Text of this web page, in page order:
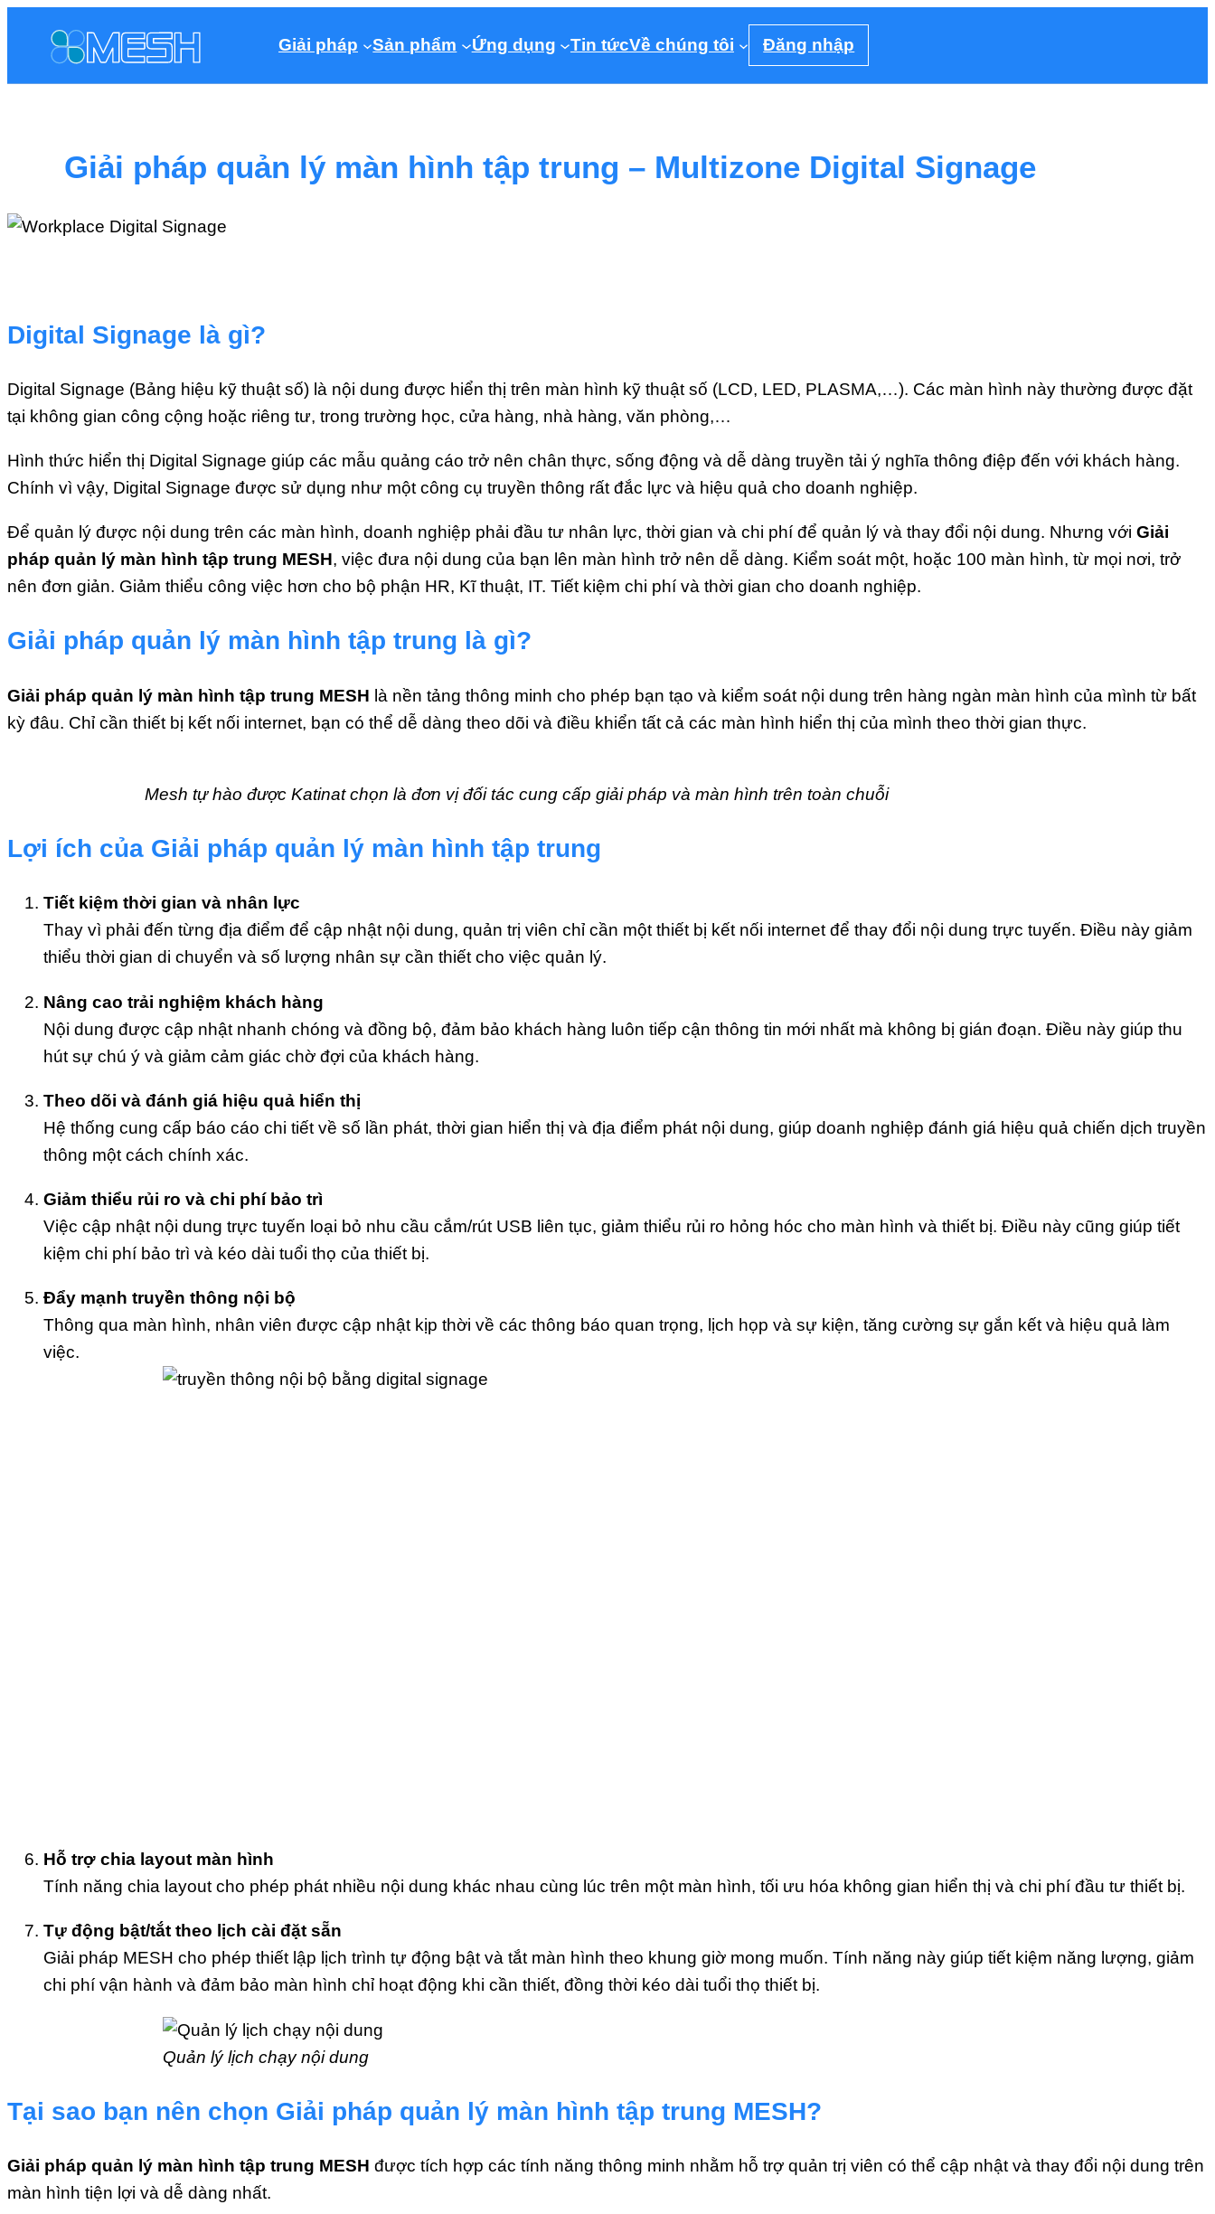
Giải pháp Sản phẩm Ứng dụng Tin tứcVề chúng tôi Đăng nhập
Giải pháp quản lý màn hình tập trung – Multizone Digital Signage
Digital Signage là gì?
Digital Signage (Bảng hiệu kỹ thuật số) là nội dung được hiển thị trên màn hình kỹ thuật số (LCD, LED, PLASMA,…). Các màn hình này thường được đặt
tại không gian công cộng hoặc riêng tư, trong trường học, cửa hàng, nhà hàng, văn phòng,…
Hình thức hiển thị Digital Signage giúp các mẫu quảng cáo trở nên chân thực, sống động và dễ dàng truyền tải ý nghĩa thông điệp đến với khách hàng.
Chính vì vậy, Digital Signage được sử dụng như một công cụ truyền thông rất đắc lực và hiệu quả cho doanh nghiệp.
Để quản lý được nội dung trên các màn hình, doanh nghiệp phải đầu tư nhân lực, thời gian và chi phí để quản lý và thay đổi nội dung. Nhưng với Giải
pháp quản lý màn hình tập trung MESH, việc đưa nội dung của bạn lên màn hình trở nên dễ dàng. Kiểm soát một, hoặc 100 màn hình, từ mọi nơi, trở
nên đơn giản. Giảm thiểu công việc hơn cho bộ phận HR, Kĩ thuật, IT. Tiết kiệm chi phí và thời gian cho doanh nghiệp.
Giải pháp quản lý màn hình tập trung là gì?
Giải pháp quản lý màn hình tập trung MESH là nền tảng thông minh cho phép bạn tạo và kiểm soát nội dung trên hàng ngàn màn hình của mình từ bất
kỳ đâu. Chỉ cần thiết bị kết nối internet, bạn có thể dễ dàng theo dõi và điều khiển tất cả các màn hình hiển thị của mình theo thời gian thực.
Mesh tự hào được Katinat chọn là đơn vị đối tác cung cấp giải pháp và màn hình trên toàn chuỗi
Lợi ích của Giải pháp quản lý màn hình tập trung
Tiết kiệm thời gian và nhân lực
Thay vì phải đến từng địa điểm để cập nhật nội dung, quản trị viên chỉ cần một thiết bị kết nối internet để thay đổi nội dung trực tuyến. Điều này giảm
thiểu thời gian di chuyển và số lượng nhân sự cần thiết cho việc quản lý.
Nâng cao trải nghiệm khách hàng
Nội dung được cập nhật nhanh chóng và đồng bộ, đảm bảo khách hàng luôn tiếp cận thông tin mới nhất mà không bị gián đoạn. Điều này giúp thu
hút sự chú ý và giảm cảm giác chờ đợi của khách hàng.
Theo dõi và đánh giá hiệu quả hiển thị
Hệ thống cung cấp báo cáo chi tiết về số lần phát, thời gian hiển thị và địa điểm phát nội dung, giúp doanh nghiệp đánh giá hiệu quả chiến dịch truyền
thông một cách chính xác.
Giảm thiểu rủi ro và chi phí bảo trì
Việc cập nhật nội dung trực tuyến loại bỏ nhu cầu cắm/rút USB liên tục, giảm thiểu rủi ro hỏng hóc cho màn hình và thiết bị. Điều này cũng giúp tiết
kiệm chi phí bảo trì và kéo dài tuổi thọ của thiết bị.
Đẩy mạnh truyền thông nội bộ
Thông qua màn hình, nhân viên được cập nhật kịp thời về các thông báo quan trọng, lịch họp và sự kiện, tăng cường sự gắn kết và hiệu quả làm
việc.
Hỗ trợ chia layout màn hình
Tính năng chia layout cho phép phát nhiều nội dung khác nhau cùng lúc trên một màn hình, tối ưu hóa không gian hiển thị và chi phí đầu tư thiết bị.
Tự động bật/tắt theo lịch cài đặt sẵn
Giải pháp MESH cho phép thiết lập lịch trình tự động bật và tắt màn hình theo khung giờ mong muốn. Tính năng này giúp tiết kiệm năng lượng, giảm
chi phí vận hành và đảm bảo màn hình chỉ hoạt động khi cần thiết, đồng thời kéo dài tuổi thọ thiết bị.
Quản lý lịch chạy nội dung
Tại sao bạn nên chọn Giải pháp quản lý màn hình tập trung MESH?
Giải pháp quản lý màn hình tập trung MESH được tích hợp các tính năng thông minh nhằm hỗ trợ quản trị viên có thể cập nhật và thay đổi nội dung trên
màn hình tiện lợi và dễ dàng nhất.